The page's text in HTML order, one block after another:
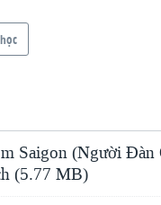
Saigon (Người Đàn
(5.77 MB)